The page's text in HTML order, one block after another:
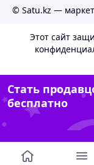
© Satu.kz —
Этот сайт
Стать
бесплатно